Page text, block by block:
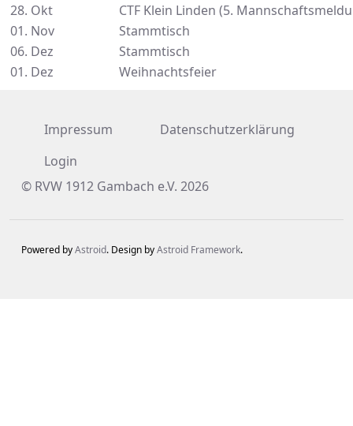
28. Okt
CTF Klein Linden (5.
01. Nov
Stammtisch
06. Dez
Stammtisch
01. Dez
Weihnachtsfeier
Impressum
Datenschutzerklärung
Login
© RVW 1912 Gambach e.V. 2026
Powered byAstroid. Design byAstroid Framework.